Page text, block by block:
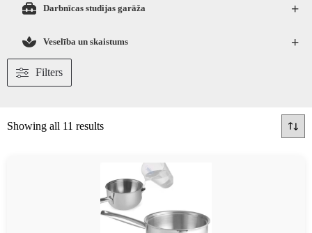
+
Darbnīcas studijas garāža
+
Veselība un skaistums
Filters
Showing all 11 results